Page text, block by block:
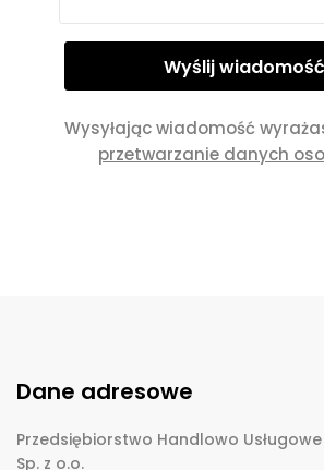
Wysyłając wiadomość
przetwarzanie danych
Dane adresowe
Przedsiębiorstwo Handlowo Usługowe
Sp. z o.o.